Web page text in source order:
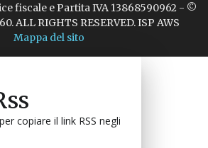
fiscale e Partita IVA 13868590962 - ©
ALL RIGHTS RESERVED. ISP AWS
Mappa del sito
copiare il link RSS negli